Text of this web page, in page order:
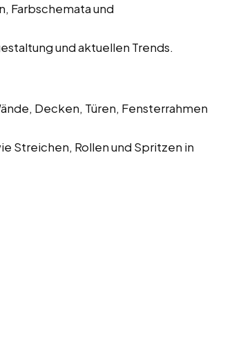
Farbschemata und
und aktuellen Trends.
Decken, Türen, Fensterrahmen
Streichen, Rollen und Spritzen in